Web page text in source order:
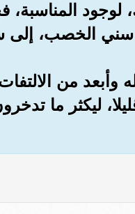
لوجود المناسبة،
في سني الخصب،
وأبعد من
ليكثر ما